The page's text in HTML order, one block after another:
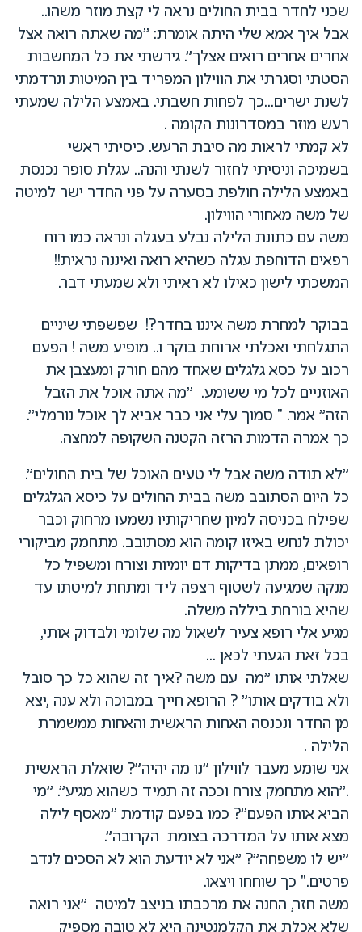
שכני לחדר בבית החולים נראה לי קצת מוזר משהו..
אבל איך אמא שלי היתה אומרת: "מה שאתה רואה אצל
אחרים אחרים רואים אצלך". גירשתי את כל המחשבות
הסטתי וסגרתי את הווילון המפריד בין המיטות ונרדמתי
לשנת ישרים...כך לפחות חשבתי. באמצע הלילה שמעתי
רעש מוזר במסדרונות הקומה .
לא קמתי לראות מה סיבת הרעש. כיסיתי ראשי
בשמיכה וניסיתי לחזור לשנתי והנה.. עגלת סופר נכנסת
באמצע הלילה חולפת בסערה על פני החדר ישר למיטה
של משה מאחורי הווילון.
משה עם כתונת הלילה נבלע בעגלה ונראה כמו רוח
רפאים הדוחפת עגלה כשהיא רואה ואיננה נראית!!
המשכתי לישון כאילו לא ראיתי ולא שמעתי דבר.
בבוקר למחרת משה איננו בחדר?! שפשפתי שיניים
התגלחתי ואכלתי ארוחת בוקר ו.. מופיע משה ! הפעם
רכוב על כסא גלגלים שאחד מהם חורק ומעצבן את
האוזניים לכל מי ששומע. "מה אתה אוכל את הזבל
הזה" אמר. " סמוך עלי אני כבר אביא לך אוכל נורמלי".
כך אמרה הדמות הרזה הקטנה השקופה למחצה.
"לא תודה משה אבל לי טעים האוכל של בית החולים".
כל היום הסתובב משה בבית החולים על כיסא הגלגלים
שפילח בכניסה למיון שחריקותיו נשמעו מרחוק וכבר
יכולת לנחש באיזו קומה הוא מסתובב. מתחמק מביקורי
רופאים, ממתן בדיקות דם יומיות וצורח ומשפיל כל
מנקה שמגיעה לשטוף רצפה ליד ומתחת למיטתו עד
שהיא בורחת ביללה משלה.
מגיע אלי רופא צעיר לשאול מה שלומי ולבדוק אותי,
בכל זאת הגעתי לכאן ...
שאלתי אותו "מה עם משה ?איך זה שהוא כל כך סובל
ולא בודקים אותו" ? הרופא חייך במבוכה ולא ענה ,יצא
מן החדר ונכנסה האחות הראשית והאחות ממשמרת
הלילה .
אני שומע מעבר לווילון "נו מה יהיה"? שואלת הראשית
."הוא מתחמק צורח וככה זה תמיד כשהוא מגיע". "מי
הביא אותו הפעם"? כמו בפעם קודמת "מאסף לילה
מצא אותו על המדרכה בצומת הקרובה".
"יש לו משפחה"? "אני לא יודעת הוא לא הסכים לנדב
פרטים." כך שוחחו ויצאו.
משה חזר, החנה את מרכבתו בניצב למיטה "אני רואה
שלא אכלת את הקלמנטינה היא לא טובה מספיק